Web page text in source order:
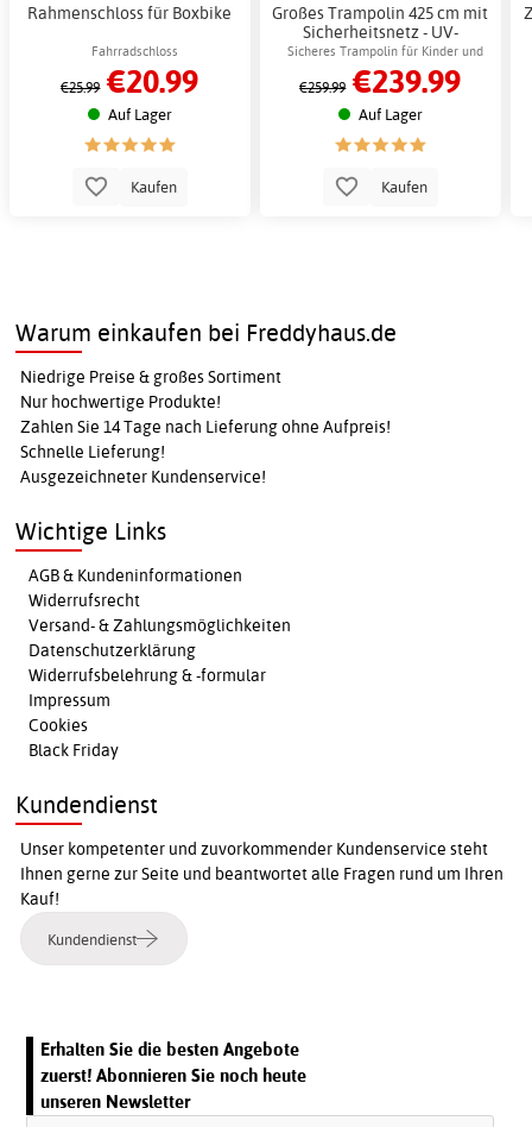
Rahmenschloss für Boxbike
Fahrradschloss
€25.99 €20.99
Auf Lager
Kaufen
Großes Trampolin 425 cm mit
Sicherheitsnetz - UV-
beständig
Sicheres Trampolin für Kinder und
Erwachsene, maximales Gewicht 150
kg
€259.99 €239.99
Auf Lager
Kaufen
Warum einkaufen bei Freddyhaus.de
Niedrige Preise & großes Sortiment
Nur hochwertige Produkte!
Zahlen Sie 14 Tage nach Lieferung ohne Aufpreis!
Schnelle Lieferung!
Ausgezeichneter Kundenservice!
Wichtige Links
AGB & Kundeninformationen
Widerrufsrecht
Versand- & Zahlungsmöglichkeiten
Datenschutzerklärung
Widerrufsbelehrung & -formular
Impressum
Cookies
Black Friday
Kundendienst
Unser kompetenter und zuvorkommender Kundenservice steht
Ihnen gerne zur Seite und beantwortet alle Fragen rund um Ihren
Kauf!
Kundendienst
Erhalten Sie die besten Angebote
zuerst! Abonnieren Sie noch heute
unseren Newsletter